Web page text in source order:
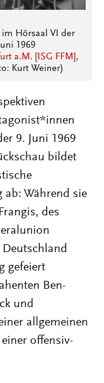
Hörsaal VI der
1969
a.M. [ISG FFM] ,
Kurt Weiner)
9. Juni 1969
bildet
ab: Während sie
des
gefeiert
Ben-
und
allgemeinen
offensiv-